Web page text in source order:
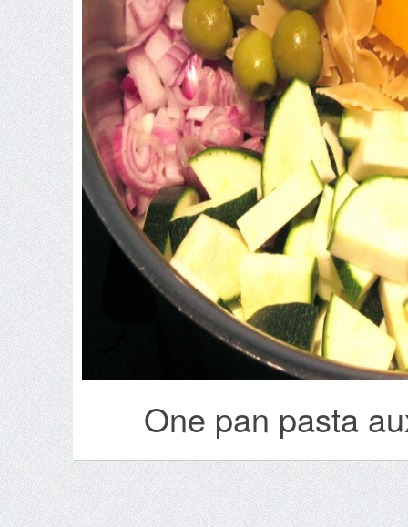
One pan pasta